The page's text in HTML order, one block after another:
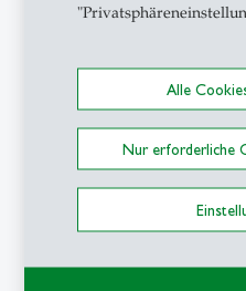
Alle
Nur erforderliche
Campus
vom 55.